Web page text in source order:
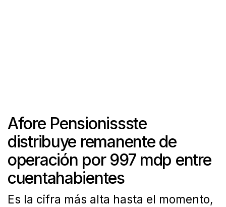
Afore Pensionissste
distribuye remanente de
operación por 997 mdp entre
cuentahabientes
Es la cifra más alta hasta el momento,